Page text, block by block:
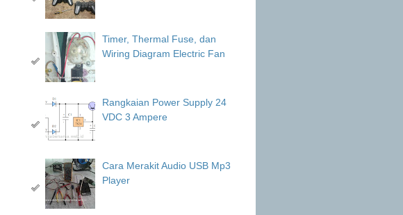
Timer, Thermal Fuse, dan
Wiring Diagram Electric Fan
Rangkaian Power Supply 24
VDC 3 Ampere
Cara Merakit Audio USB Mp3
Player